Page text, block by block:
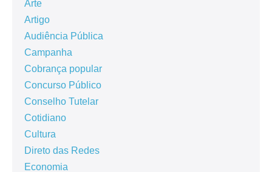
Arte
Artigo
Audiência Pública
Campanha
Cobrança popular
Concurso Público
Conselho Tutelar
Cotidiano
Cultura
Direto das Redes
Economia